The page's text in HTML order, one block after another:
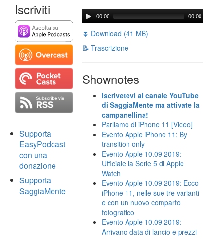
Iscriviti
Supporta
EasyPodcast
con una
donazione
Supporta
SaggiaMente
00:00 00:00
⏬ Download (41 MB)
📝 Trascrizione
Shownotes
Iscrivetevi al canale YouTube
di SaggiaMente ma attivate la
campanellina!
Parliamo di iPhone 11 [Video]
Evento Apple iPhone 11: By
transition only
Evento Apple 10.09.2019:
Ufficiale la Serie 5 di Apple
Watch
Evento Apple 10.09.2019: Ecco
iPhone 11, nelle sue tre varianti
e con un nuovo comparto
fotografico
Evento Apple 10.09.2019:
Arrivano data di lancio e prezzi